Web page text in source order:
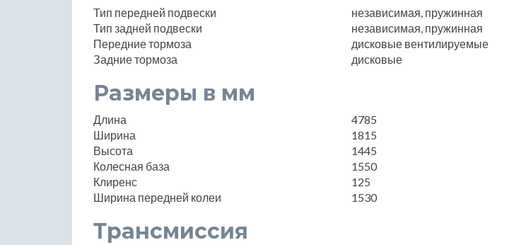
Тип передней подвески
независимая, пружинная
Тип задней подвески
независимая, пружинная
Передние тормоза
дисковые вентилируемые
Задние тормоза
дисковые
Размеры в мм
Длина
4785
Ширина
1815
Высота
1445
Колесная база
1550
Клиренс
125
Ширина передней колеи
1530
Трансмиссия